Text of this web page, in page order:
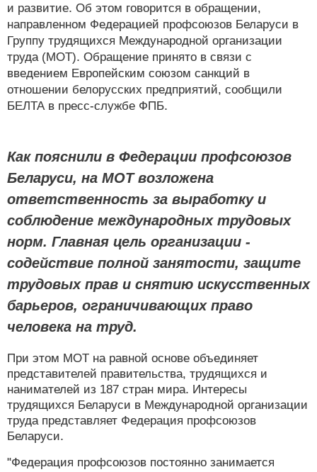
и развитие. Об этом говорится в обращении,
направленном Федерацией профсоюзов Беларуси в
Группу трудящихся Международной организации
труда (МОТ). Обращение принято в связи с
введением Европейским союзом санкций в
отношении белорусских предприятий, сообщили
БЕЛТА в пресс-службе ФПБ.
Как пояснили в Федерации профсоюзов
Беларуси, на МОТ возложена
ответственность за выработку и
соблюдение международных трудовых
норм. Главная цель организации -
содействие полной занятости, защите
трудовых прав и снятию искусственных
барьеров, ограничивающих право
человека на труд.
При этом МОТ на равной основе объединяет
представителей правительства, трудящихся и
нанимателей из 187 стран мира. Интересы
трудящихся Беларуси в Международной организации
труда представляет Федерация профсоюзов
Беларуси.
"Федерация профсоюзов постоянно занимается